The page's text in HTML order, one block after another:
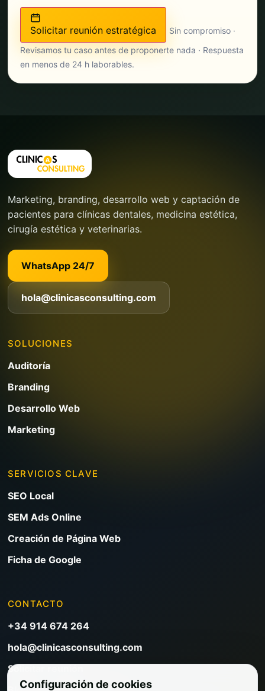
Solicitar reunión estratégica
Sin compromiso ·
Revisamos tu caso antes de proponerte nada · Respuesta
en menos de 24 h laborables.
Marketing, branding, desarrollo web y captación de
pacientes para clínicas dentales, medicina estética,
cirugía estética y veterinarias.
WhatsApp 24/7
hola@clinicasconsulting.com
SOLUCIONES
Auditoría
Branding
Desarrollo Web
Marketing
SERVICIOS CLAVE
SEO Local
SEM Ads Online
Creación de Página Web
Ficha de Google
CONTACTO
+34 914 674 264
hola@clinicasconsulting.com
Solicitar reunión
Configuración de cookies